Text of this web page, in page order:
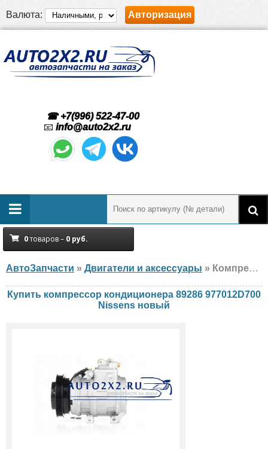
Валюта: Авторизация
☎ +7(996) 522-47-00
📧 info@auto2x2.ru
0товаров – 0 руб.
АвтоЗапчасти » Двигатели и аксессуары » Компрессор кондиционера Nissens 89286 977012D700 Hyundai, KIA, новый
Купить компрессор кондиционера 89286 977012D700
Nissens новый